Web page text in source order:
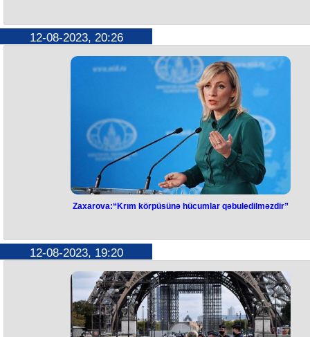
Türkiyənin Burdur vilayətində meşə yanğını başlayıb.
Yanğın vilayətin Bucak rayonunda baş verib.
Yanğının söndürülməsi üçün bölgəyə 2 helikopter, 5 təyyarə və çoxlu
sayda canlı qüvvə cəlb edilib.
12-08-2023, 20:26
hücumlar qəbuledilməzdir”
qalmayacaq.
Bunu Rusiya Xarici İşlər Nazirliyinin nümayəndəsi Mariya Zaxarova
.
“Biz bu terror aktlarını qətiyyətlə pisləyirik. Krım körpüsü sırf mülki
infrastruktur obyektidir, ona hücumlar qəbuledilməzdir. Ötən ilin
payızından bu cür hücumlara məruz qalıb", - o deyib.
Qeyd edək ki, bu gün, avqustun 12-nə keçən gecə körpüyə 20
Zaxarova:“Krım körpüsünə hücumlar qəbuledilməzdir”
12-08-2023, 19:20